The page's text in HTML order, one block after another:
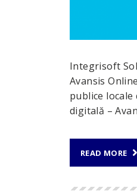
Integrisoft
Avansis
publice
digitală –
READ MORE